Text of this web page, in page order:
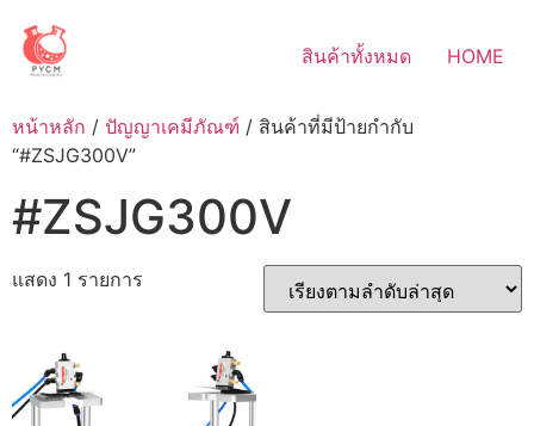
content
สินค้าทั้งหมด HOME
หน้าหลัก / ปัญญาเคมีภัณฑ์ / สินค้าที่มีป้ายกำกับ
“#ZSJG300V”
#ZSJG300V
แสดง 1 รายการ